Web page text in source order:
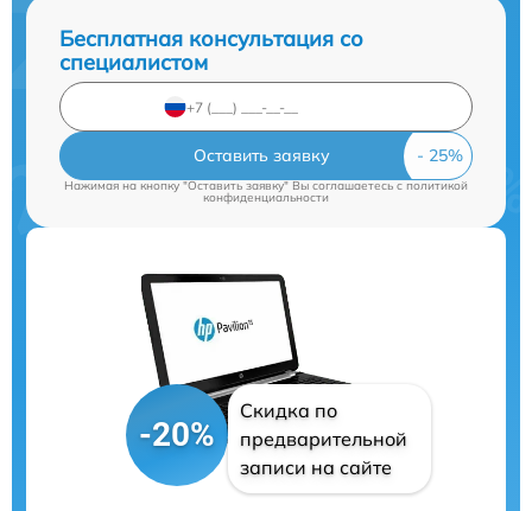
Бесплатная консультация со
специалистом
Оставить заявку
Нажимая на кнопку "Оставить заявку" Вы соглашаетесь cполитикой
конфиденциальности
-20%
Скидка по
предварительной
записи на сайте